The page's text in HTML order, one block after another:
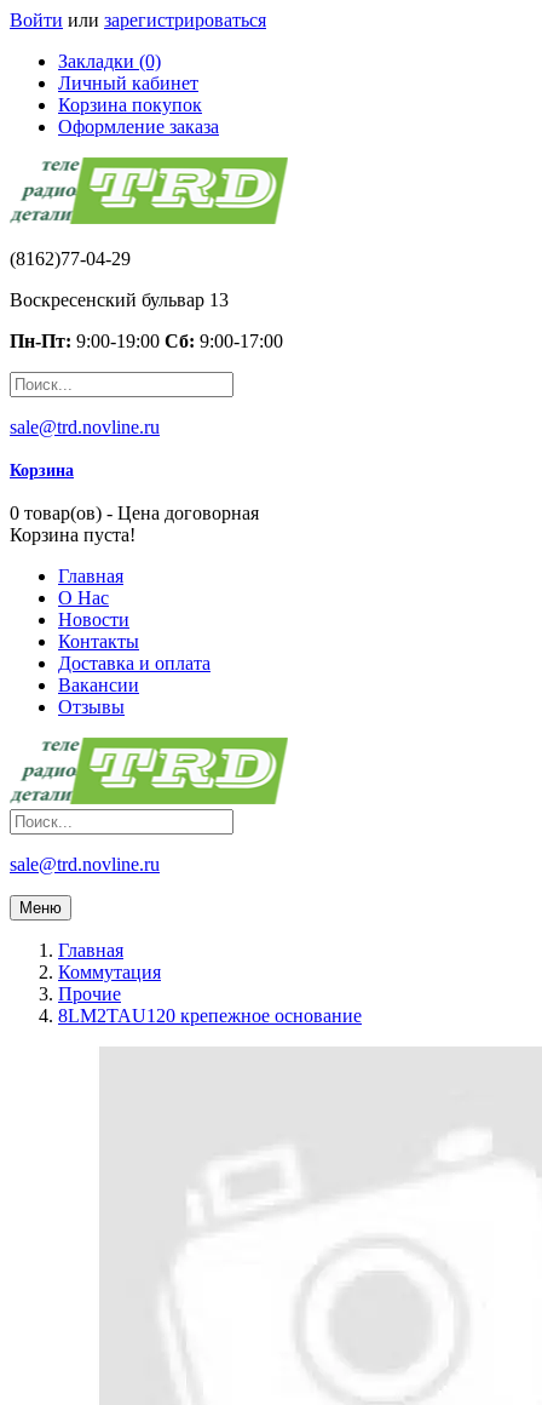
Войти или зарегистрироваться
Закладки (0)
Личный кабинет
Корзина покупок
Оформление заказа
(8162)77-04-29
Воскресенский бульвар 13
Пн-Пт: 9:00-19:00 Сб: 9:00-17:00
sale@trd.novline.ru
Корзина
0 товар(ов) - Цена договорная
Корзина пуста!
Главная
О Нас
Новости
Контакты
Доставка и оплата
Вакансии
Отзывы
sale@trd.novline.ru
Меню
Главная
Коммутация
Прочие
8LM2TAU120 крепежное основание